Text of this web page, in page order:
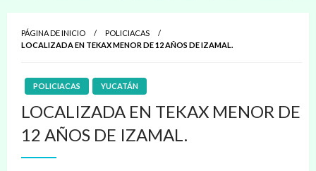
PÁGINA DE INICIO
POLICIACAS
LOCALIZADA EN TEKAX MENOR DE 12 AÑOS DE IZAMAL.
POLICIACAS YUCATÁN
LOCALIZADA EN TEKAX MENOR DE
12 AÑOS DE IZAMAL.